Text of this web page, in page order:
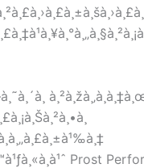
Prost